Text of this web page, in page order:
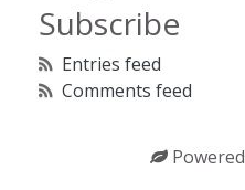
Subscribe
Entries feed
Comments feed